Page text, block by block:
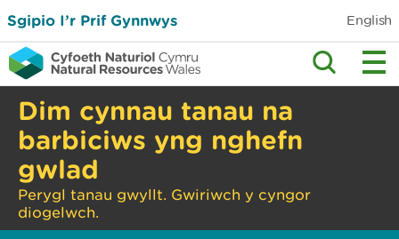
Sgipio I’r Prif Gynnwys English
Dim cynnau tanau na
barbiciws yng nghefn
gwlad
Perygl tanau gwyllt. Gwiriwch y cyngor
diogelwch.